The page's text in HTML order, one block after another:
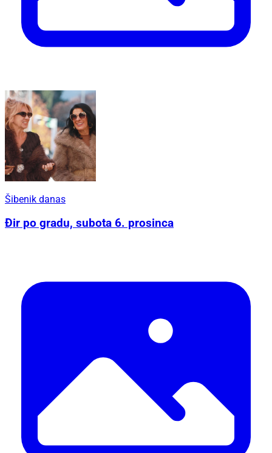
Šibenik danas
Đir po gradu, subota 6. prosinca